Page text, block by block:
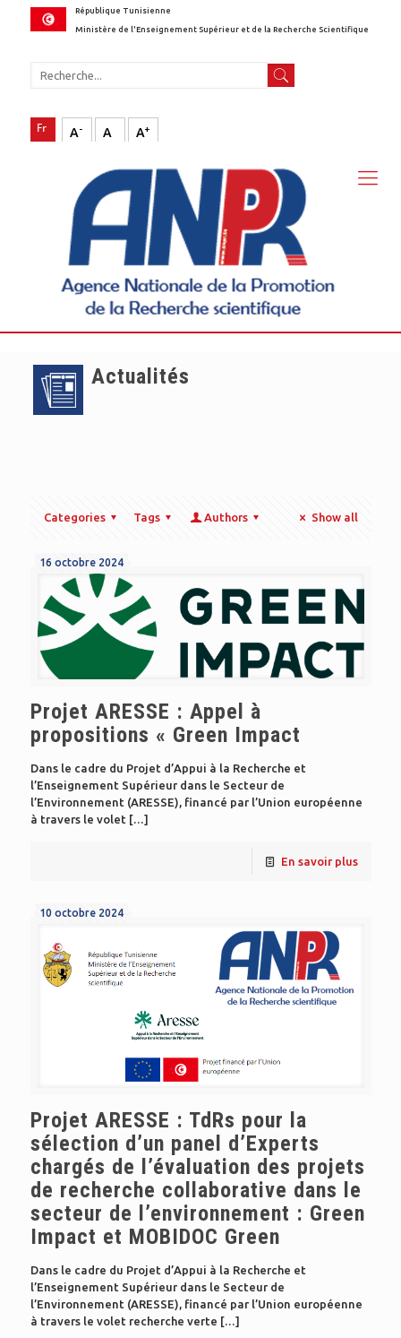
République Tunisienne
Ministère de l'Enseignement Supérieur et de la Recherche Scientifique
A- A A+
Actualités
Categories Tags Authors Show all
16 octobre 2024
Projet ARESSE : Appel à
propositions « Green Impact
Dans le cadre du Projet d’Appui à la Recherche et
l’Enseignement Supérieur dans le Secteur de
l’Environnement (ARESSE), financé par l’Union européenne
à travers le volet […]
En savoir plus
10 octobre 2024
Projet ARESSE : TdRs pour la
sélection d’un panel d’Experts
chargés de l’évaluation des projets
de recherche collaborative dans le
secteur de l’environnement : Green
Impact et MOBIDOC Green
Dans le cadre du Projet d’Appui à la Recherche et
l’Enseignement Supérieur dans le Secteur de
l’Environnement (ARESSE), financé par l’Union européenne
à travers le volet recherche verte […]